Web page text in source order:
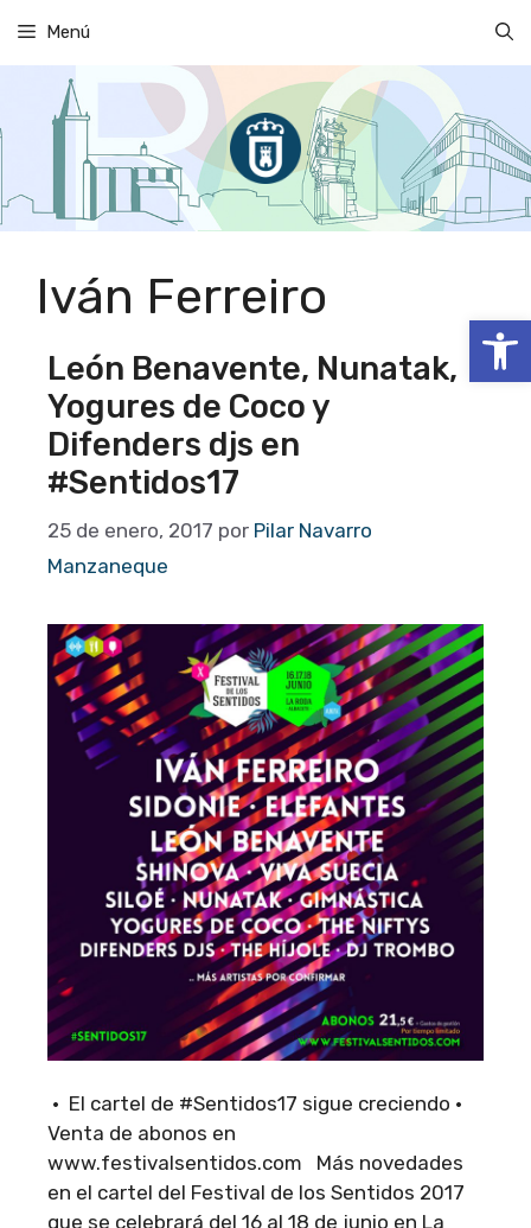
Abrir
contenido
Menú
Iván Ferreiro
León Benavente, Nunatak,
Yogures de Coco y
Difenders djs en
#Sentidos17
25 de enero, 2017 por Pilar Navarro
Manzaneque
· El cartel de #Sentidos17 sigue creciendo ·
Venta de abonos en
www.festivalsentidos.com Más novedades
en el cartel del Festival de los Sentidos 2017
que se celebrará del 16 al 18 de junio en La